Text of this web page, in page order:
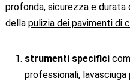
profonda, sicurezza e
della pulizia dei pavimenti di
strumenti specifici
professionali, lavasciuga